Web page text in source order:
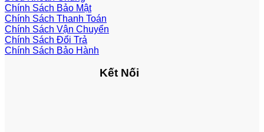
Chính Sách Bảo Mật
Chính Sách Thanh Toán
Chính Sách Vận Chuyển
Chính Sách Đổi Trả
Chính Sách Bảo Hành
Kết Nối